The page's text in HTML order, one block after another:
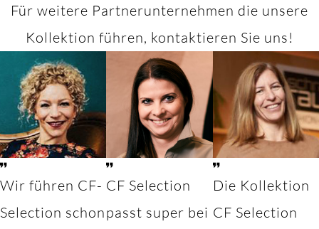
Für weitere Partnerunternehmen die unsere
Kollektion führen, kontaktieren Sie uns!
Wir führen CF-
Selection schon
CF Selection
passt super bei
Die Kollektion
CF Selection